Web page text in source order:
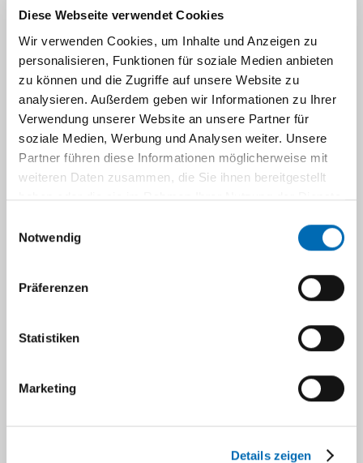
Diese Webseite verwendet Cookies
Wir verwenden Cookies, um Inhalte und Anzeigen zu
personalisieren, Funktionen für soziale Medien anbieten
zu können und die Zugriffe auf unsere Website zu
analysieren. Außerdem geben wir Informationen zu Ihrer
Verwendung unserer Website an unsere Partner für
soziale Medien, Werbung und Analysen weiter. Unsere
Partner führen diese Informationen möglicherweise mit
weiteren Daten zusammen, die Sie ihnen bereitgestellt
haben oder die sie im Rahmen Ihrer Nutzung der Dienste
Notwendig
Präferenzen
Statistiken
Marketing
Details zeigen
Klinik für Kinder-Onkologie, -Hämatologie und
Klinische Immunologie
Klinik für Mund-, Kiefer- und Plastische
Gesichtschirurgie
Klinik für Strahlentherapie und Radioonkologie